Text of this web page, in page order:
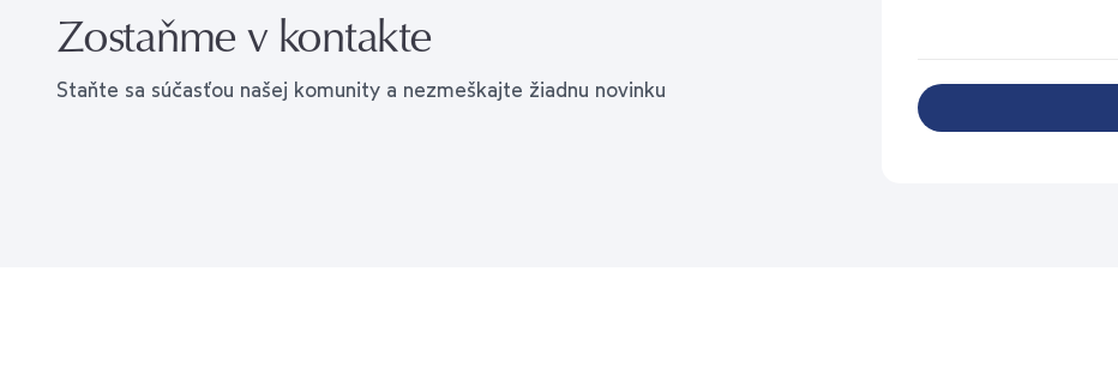
Zostaňme v kontakte
Staňte sa súčasťou našej komunity a nezmeškajte žiadnu novinku